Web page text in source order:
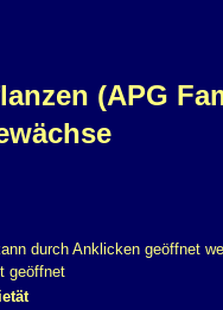
(APG
durch Anklicken geöffnet
geöffnet